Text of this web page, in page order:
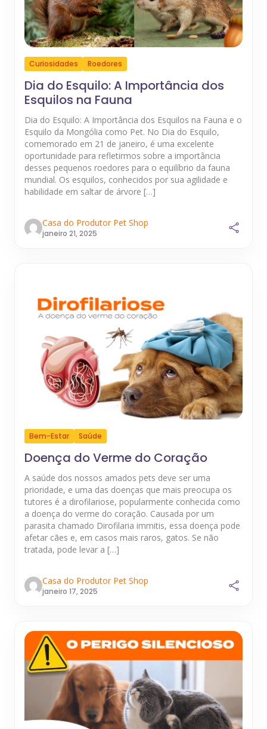
Curiosidades Roedores
Dia do Esquilo: A Importância dos
Esquilos na Fauna
Dia do Esquilo: A Importância dos Esquilos na Fauna e o
Esquilo da Mongólia como Pet. No Dia do Esquilo,
comemorado em 21 de janeiro, é uma excelente
oportunidade para refletirmos sobre a importância
desses pequenos roedores para o equilíbrio da fauna
mundial. Os esquilos, conhecidos por sua agilidade e
habilidade em saltar de árvore […]
Casa do Produtor Pet Shop
janeiro 21, 2025
Bem-Estar Saúde
Doença do Verme do Coração
A saúde dos nossos amados pets deve ser uma
prioridade, e uma das doenças que mais preocupa os
tutores é a dirofilariose, popularmente conhecida como
a doença do verme do coração. Causada por um
parasita chamado Dirofilaria immitis, essa doença pode
afetar cães e, em casos mais raros, gatos. Se não
tratada, pode levar a […]
Casa do Produtor Pet Shop
janeiro 17, 2025